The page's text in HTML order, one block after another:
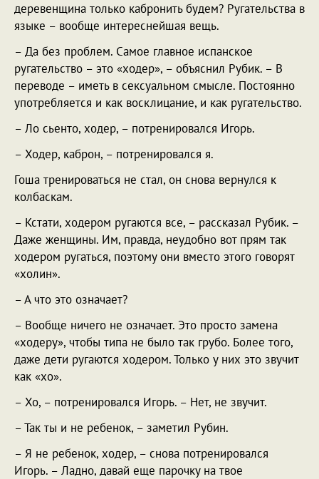
деревенщина только кабронить будем? Ругательства в
языке – вообще интереснейшая вещь.
– Да без проблем. Самое главное испанское
ругательство – это «ходер», – объяснил Рубик. – В
переводе – иметь в сексуальном смысле. Постоянно
употребляется и как восклицание, и как ругательство.
– Ло сьенто, ходер, – потренировался Игорь.
– Ходер, каброн, – потренировался я.
Гоша тренироваться не стал, он снова вернулся к
колбаскам.
– Кстати, ходером ругаются все, – рассказал Рубик. –
Даже женщины. Им, правда, неудобно вот прям так
ходером ругаться, поэтому они вместо этого говорят
«холин».
– А что это означает?
– Вообще ничего не означает. Это просто замена
«ходеру», чтобы типа не было так грубо. Более того,
даже дети ругаются ходером. Только у них это звучит
как «хо».
– Хо, – потренировался Игорь. – Нет, не звучит.
– Так ты и не ребенок, – заметил Рубин.
– Я не ребенок, ходер, – снова потренировался
Игорь. – Ладно, давай еще парочку на твое